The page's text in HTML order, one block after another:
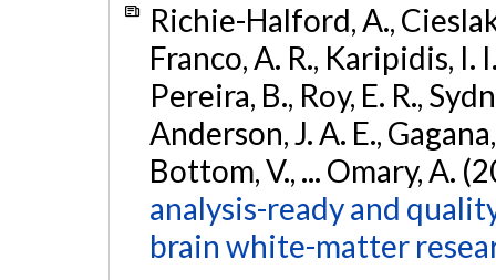
Richie-Halford, A.,
Franco, A. R., Karipidis, I.
Pereira, B., Roy, E. R.,
Anderson, J. A. E.,
Bottom, V., ... Omary, A.
analysis-ready and
brain white-matter